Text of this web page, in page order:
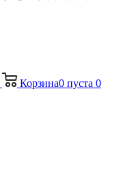
Корзина0 пуста 0